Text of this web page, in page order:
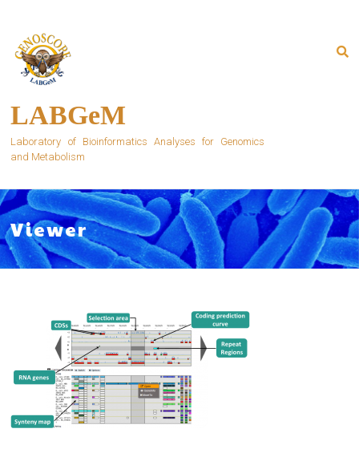
content
LABGeM
Laboratory of Bioinformatics Analyses for Genomics
and Metabolism
Viewer